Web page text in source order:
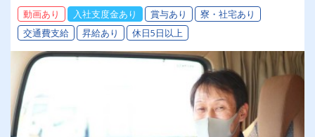
動画あり 入社支度金あり 賞与あり
寮・社宅あり
交通費支給
昇給あり 休日5日以上